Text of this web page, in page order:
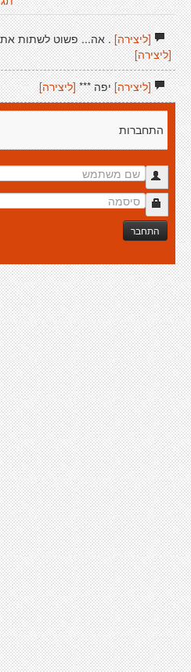
[ליצירה]. אה... פשוט לשתות את
[ליצירה]
[ליצירה]יפה *** [ליצירה]
התחברות
התחבר